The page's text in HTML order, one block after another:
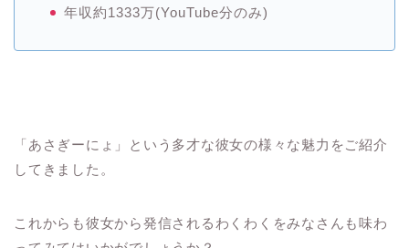
年収約1333万(YouTube分のみ)
「あさぎーにょ」という多才な彼女の様々な魅力をご紹介
してきました。
これからも彼女から発信されるわくわくをみなさんも味わ